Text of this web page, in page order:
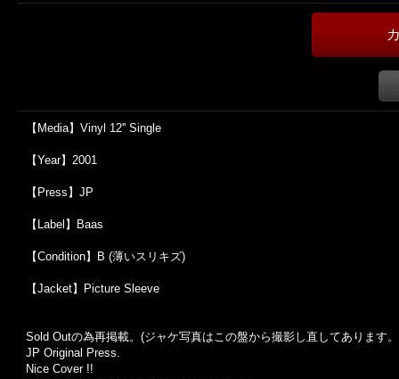
【Media】Vinyl 12'' Single
【Year】2001
【Press】JP
【Label】Baas
【Condition】B (薄いスリキズ)
【Jacket】Picture Sleeve
Sold Outの為再掲載。(ジャケ写真はこの盤から撮影し直してあります
JP Original Press.
Nice Cover !!